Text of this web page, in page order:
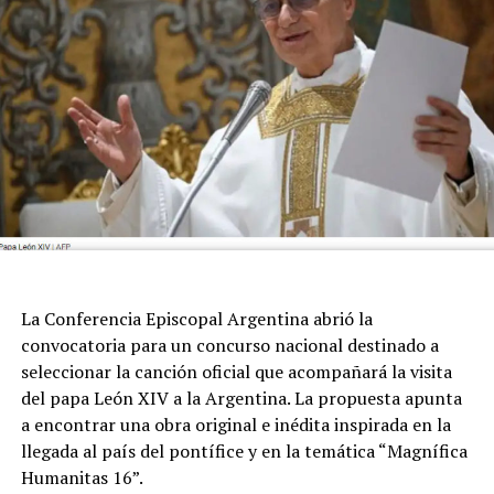
La Conferencia Episcopal Argentina abrió la
convocatoria para un concurso nacional destinado a
seleccionar la canción oficial que acompañará la visita
del papa León XIV a la Argentina. La propuesta apunta
a encontrar una obra original e inédita inspirada en la
llegada al país del pontífice y en la temática “Magnífica
Humanitas 16”.